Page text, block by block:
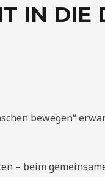
IN DIE
bewegen“
– beim